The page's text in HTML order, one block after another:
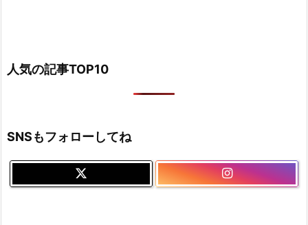
人気の記事TOP10
SNSもフォローしてね